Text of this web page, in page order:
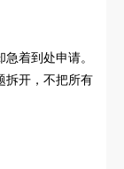
着到处申请。
拆开，不把所有